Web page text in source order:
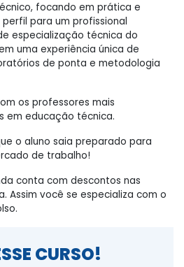
focando em prática e
para um profissional
especialização técnica do
uma experiência única de
de ponta e metodologia
os professores mais
em educação técnica.
o aluno saia preparado para
de trabalho!
conta com descontos nas
Assim você se especializa com o
CURSO!